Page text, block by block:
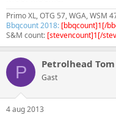
Primo XL, OTG 57, WGA, WSM
Bbqcount 2018: [bbqcount]1[/
S&M count: [stevencount]1[/
P Petrolhead Tom
Gast
4 aug 2013